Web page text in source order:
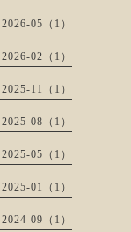
2026-05（1）
2026-02（1）
2025-11（1）
2025-08（1）
2025-05（1）
2025-01（1）
2024-09（1）